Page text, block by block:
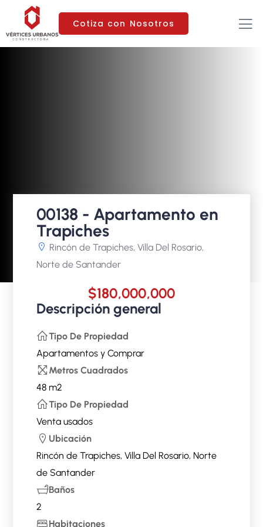
Cotiza con Nosotros
00138 - Apartamento en
Trapiches
Rincón de Trapiches, Villa Del Rosario,
Norte de Santander
$180,000,000
Descripción general
Tipo De Propiedad
Apartamentos yComprar
Metros Cuadrados
48 m2
Tipo De Propiedad
Venta usados
Ubicación
Rincón de Trapiches, Villa Del Rosario, Norte
de Santander
Baños
2
Habitaciones